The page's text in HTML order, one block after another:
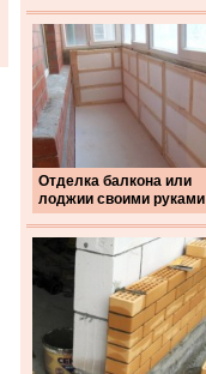
Отделка балкона или
лоджии своими руками